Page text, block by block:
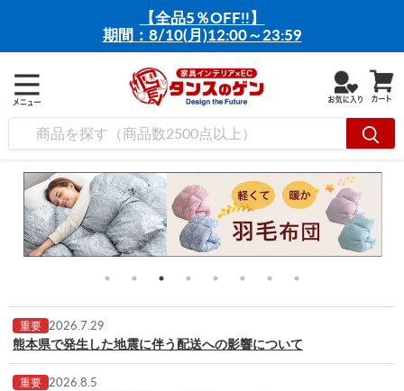
【全品5％OFF!!】
期間：8/10(月)12:00～23:59
重要 2026.7.29
熊本県で発生した地震に伴う配送への影響について
重要 2026.8.5